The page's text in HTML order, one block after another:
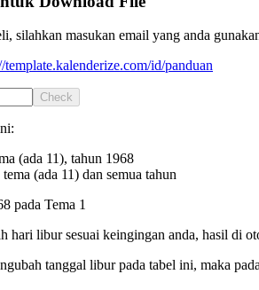
silahkan masukan email yang anda
template.kalenderize.com/id/panduan
Check
(ada 11), tahun 1968
(ada 11) dan semua tahun
pada Tema 1
hari libur sesuai keingingan anda, hasil di
tanggal libur pada tabel ini, maka